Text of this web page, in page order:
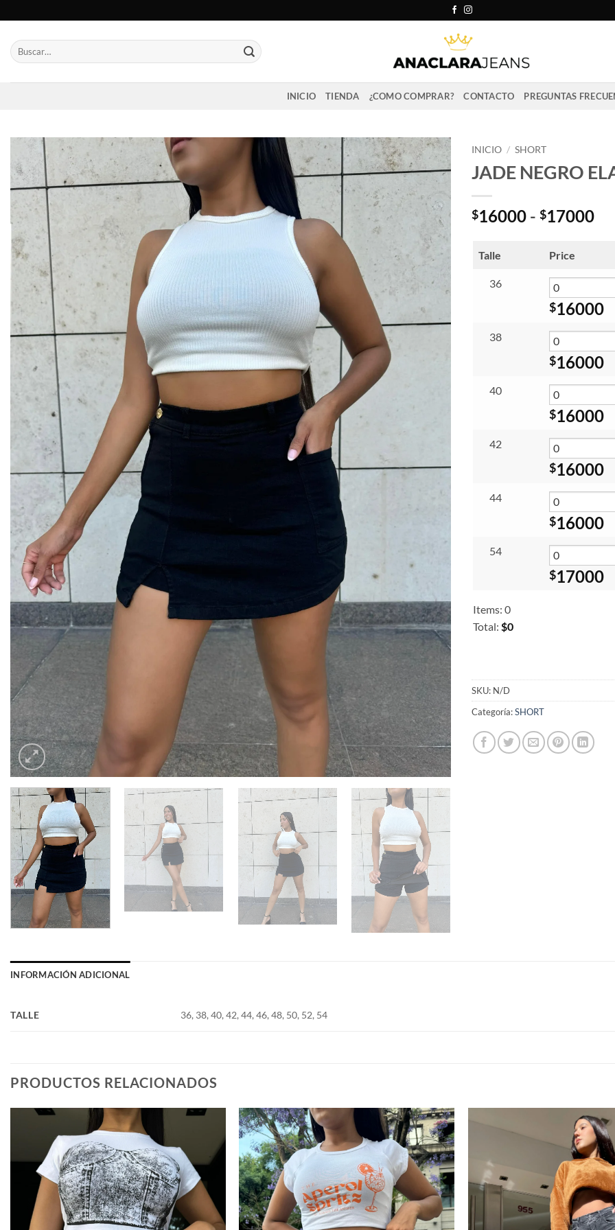
al
contenido
Buscar
por:
INICIO TIENDA ¿COMO COMPRAR? CONTACTO PREGUNTAS
INICIO / SHORT
JADE NEGRO
$16000 - $17000
Talle Price
36
$16000
38
$16000
40
$16000
42
$16000
44
$16000
54
$17000
Items: 0
Total: $0
total
is
SKU: N/D
Categoría:SHORT
INFORMACIÓN ADICIONAL
TALLE 36, 38, 40, 42, 44, 46, 48, 50, 52, 54
PRODUCTOS RELACIONADOS